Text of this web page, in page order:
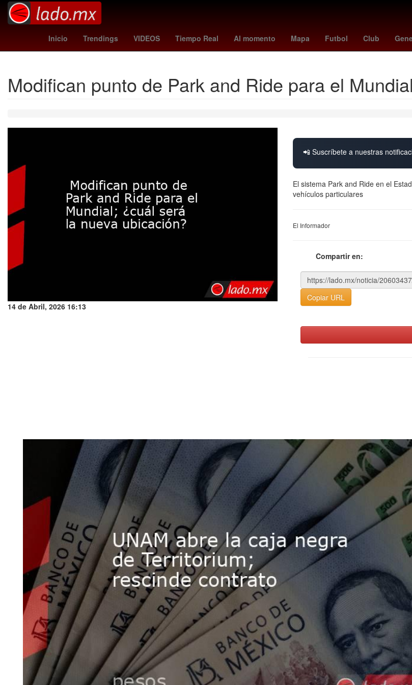
Inicio Trendings VIDEOS Tiempo Real Al momento Mapa Futbol Club
Gobierno Argentina Morena 2024 Derecho Aguascalientes Senador
Modifican punto de Park and Ride para el
14 de Abril, 2026 16:13
📲 Suscríbete a nuestras
El sistema Park and Ride en el
vehículos particulares
El Informador
Compartir en:
Copiar URL